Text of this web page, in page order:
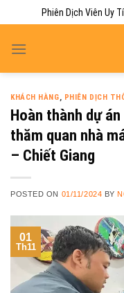
to
content
Phiên Dịch Viên Uy
KHÁCH HÀNG, PHIÊN DỊCH
Hoàn thành dự
thăm quan nhà
– Chiết Giang
POSTED ON 01/11/2024 BY
01
Th11